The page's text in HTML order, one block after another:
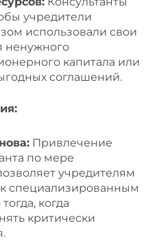
учредители
использовали свои
ненужного
капитала или
соглашений.
Привлечение
по мере
учредителям
к специализированным
когда
критически